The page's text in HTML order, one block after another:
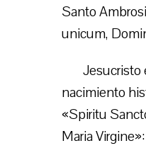
Santo
unicum,
Jesucristo
nacimiento
«Spiritu
Maria